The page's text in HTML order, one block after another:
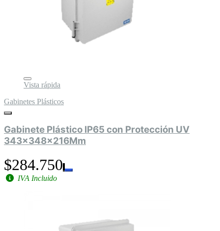
Vista rápida
Gabinetes Plásticos
Gabinete Plástico IP65 con Protección UV
343x348x216Mm
$284.750
IVA Incluido